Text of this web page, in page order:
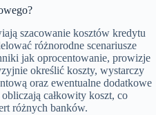
szacowanie kosztów kredytu
różnorodne scenariusze
jak oprocentowanie, prowizje
określić koszty, wystarczy
oraz ewentualne dodatkowe
całkowity koszt, co
różnych banków.